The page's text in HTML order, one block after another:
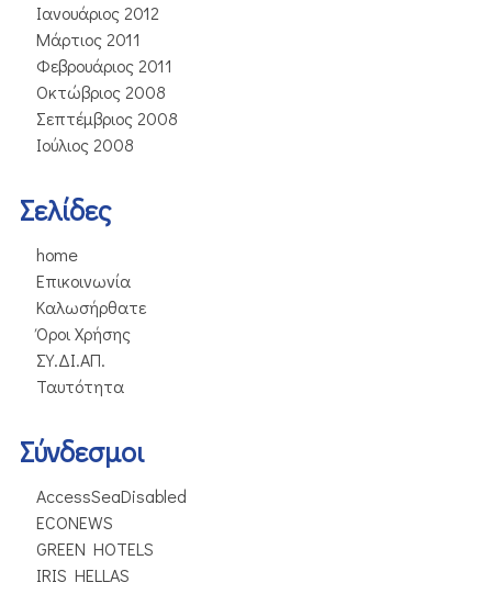
Ιανουάριος 2012
Μάρτιος 2011
Φεβρουάριος 2011
Οκτώβριος 2008
Σεπτέμβριος 2008
Ιούλιος 2008
Σελίδες
home
Επικοινωνία
Καλωσήρθατε
Όροι Χρήσης
ΣΥ.ΔΙ.ΑΠ.
Ταυτότητα
Σύνδεσμοι
AccessSeaDisabled
ECONEWS
GREEN HOTELS
IRIS HELLAS